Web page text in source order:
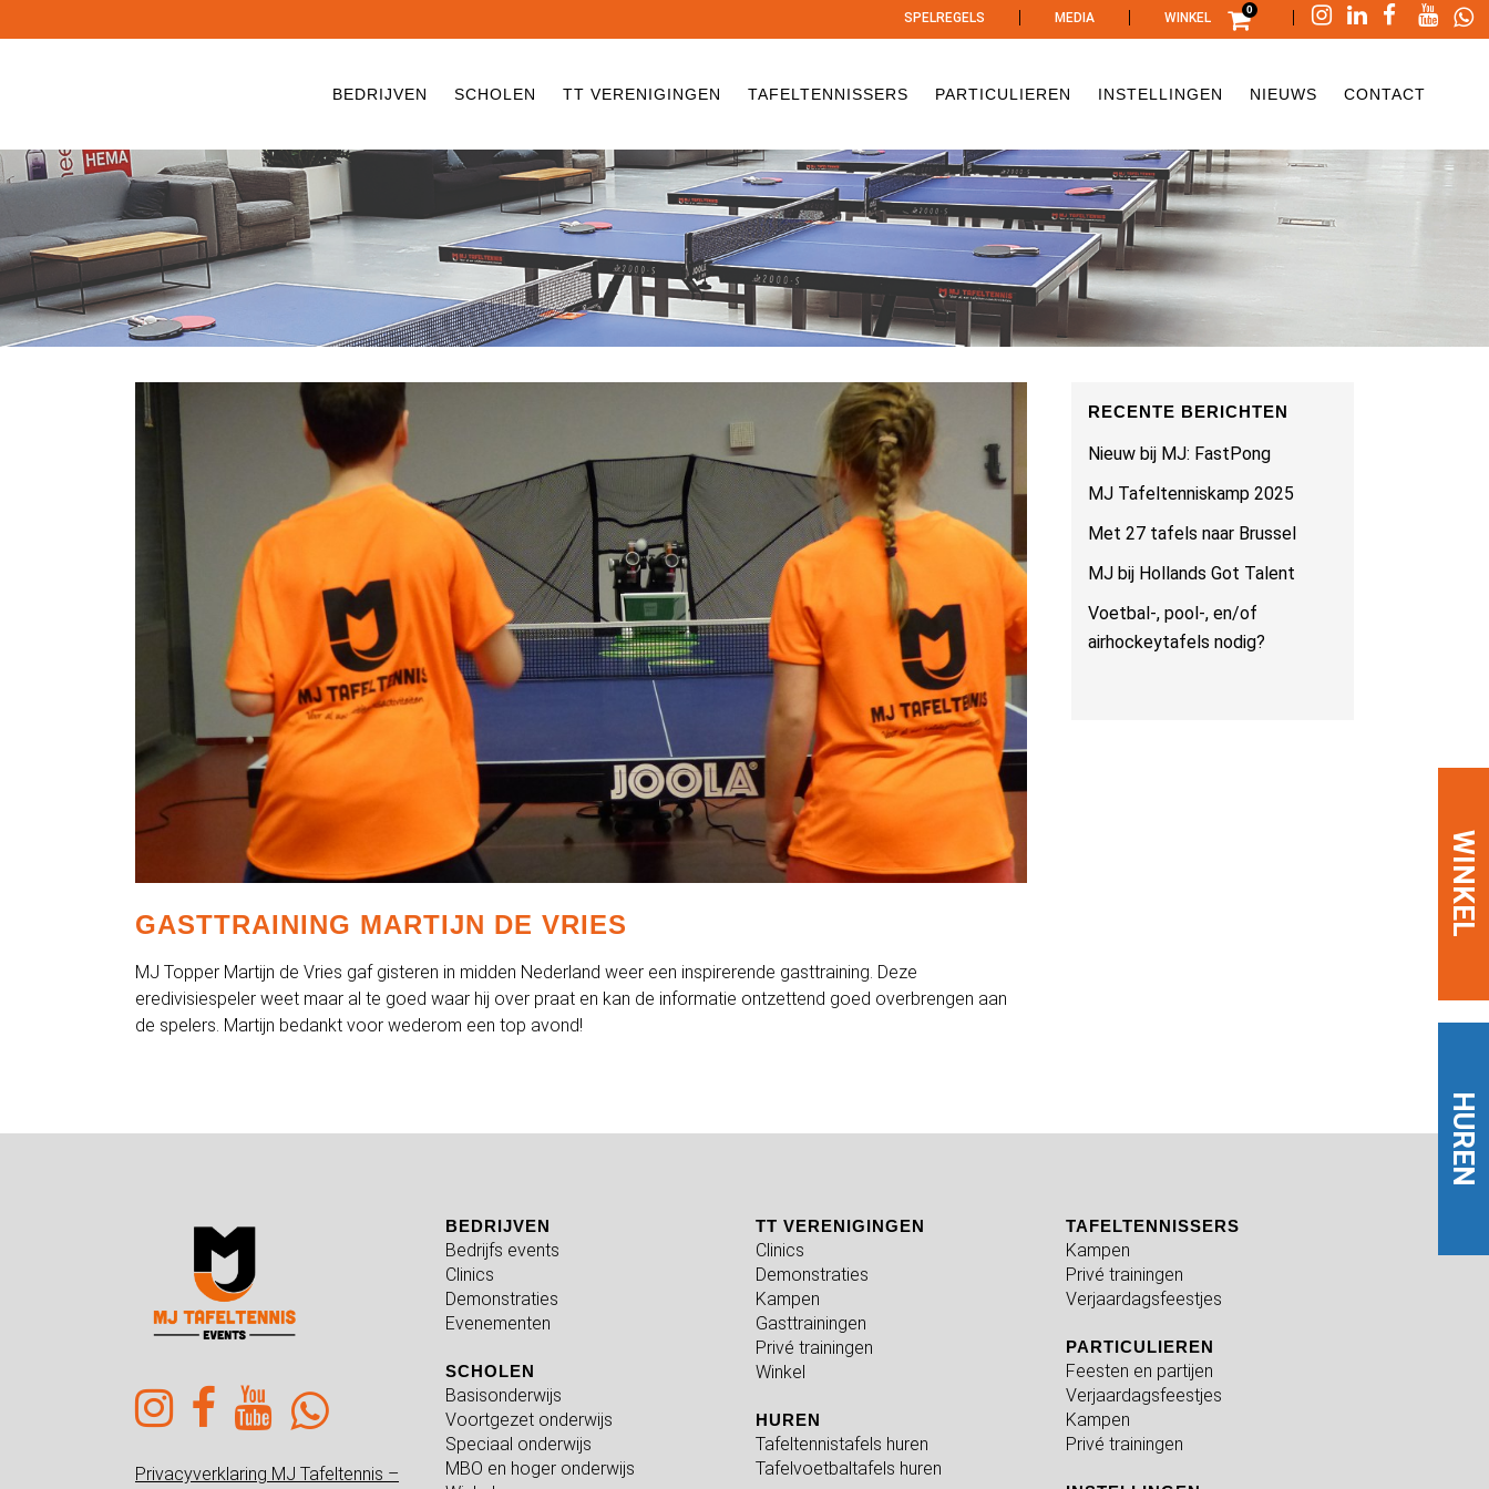
SPELREGELS | MEDIA | WINKEL
0 |
BEDRIJVEN SCHOLEN TT VERENIGINGEN TAFELTENNISSERS PARTICULIEREN INSTELLINGEN NIEUWS CONTACT
HUREN
WINKEL
GASTTRAINING MARTIJN DE VRIES
MJ Topper Martijn de Vries gaf gisteren in midden Nederland weer een inspirerende gasttraining. Deze
eredivisiespeler weet maar al te goed waar hij over praat en kan de informatie ontzettend goed overbrengen aan
de spelers. Martijn bedankt voor wederom een top avond!
RECENTE BERICHTEN
Nieuw bij MJ: FastPong
MJ Tafeltenniskamp 2025
Met 27 tafels naar Brussel
MJ bij Hollands Got Talent
Voetbal-, pool-, en/of
airhockeytafels nodig?
Privacyverklaring MJ Tafeltennis –
BEDRIJVEN
Bedrijfs events
Clinics
Demonstraties
Evenementen
SCHOLEN
Basisonderwijs
Voortgezet onderwijs
Speciaal onderwijs
MBO en hoger onderwijs
TT VERENIGINGEN
Clinics
Demonstraties
Kampen
Gasttrainingen
Privé trainingen
Winkel
HUREN
Tafeltennistafels huren
Tafelvoetbaltafels huren
TAFELTENNISSERS
Kampen
Privé trainingen
Verjaardagsfeestjes
PARTICULIEREN
Feesten en partijen
Verjaardagsfeestjes
Kampen
Privé trainingen